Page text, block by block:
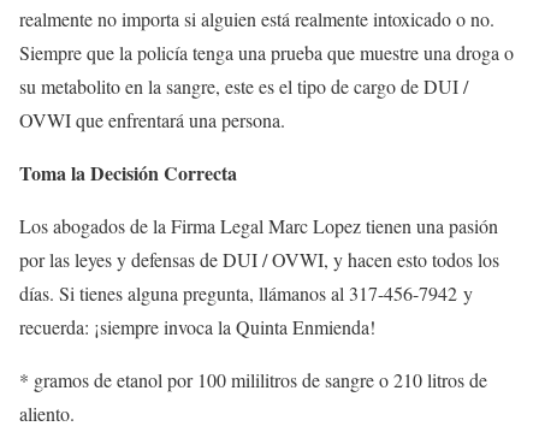
realmente no importa si alguien está realmente intoxicado o no.
Siempre que la policía tenga una prueba que muestre una droga o
su metabolito en la sangre, este es el tipo de cargo de DUI /
OVWI que enfrentará una persona.
Toma la Decisión Correcta
Los abogados de la Firma Legal Marc Lopez tienen una pasión
por las leyes y defensas de DUI / OVWI, y hacen esto todos los
días. Si tienes alguna pregunta, llámanos al 317-456-7942 y
recuerda: ¡siempre invoca la Quinta Enmienda!
* gramos de etanol por 100 mililitros de sangre o 210 litros de
aliento.